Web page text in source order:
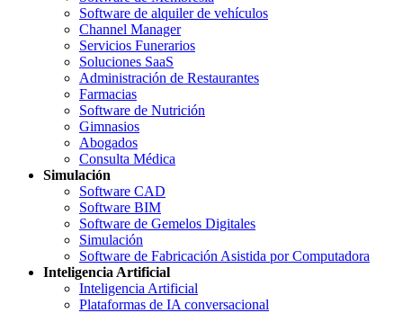
Software de alquiler de vehículos
Channel Manager
Servicios Funerarios
Soluciones SaaS
Administración de Restaurantes
Farmacias
Software de Nutrición
Gimnasios
Abogados
Consulta Médica
Simulación
Software CAD
Software BIM
Software de Gemelos Digitales
Simulación
Software de Fabricación Asistida por Computadora
Inteligencia Artificial
Inteligencia Artificial
Plataformas de IA conversacional